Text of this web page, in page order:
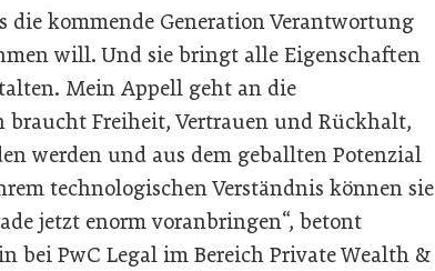
die kommende Generation Verantwortung
will. Und sie bringt alle Eigenschaften
Mein Appell geht an die
braucht Freiheit, Vertrauen und Rückhalt,
werden und aus dem geballten Potenzial
technologischen Verständnis können sie
jetzt enorm voranbringen“, betont
bei PwC Legal im Bereich Private Wealth &